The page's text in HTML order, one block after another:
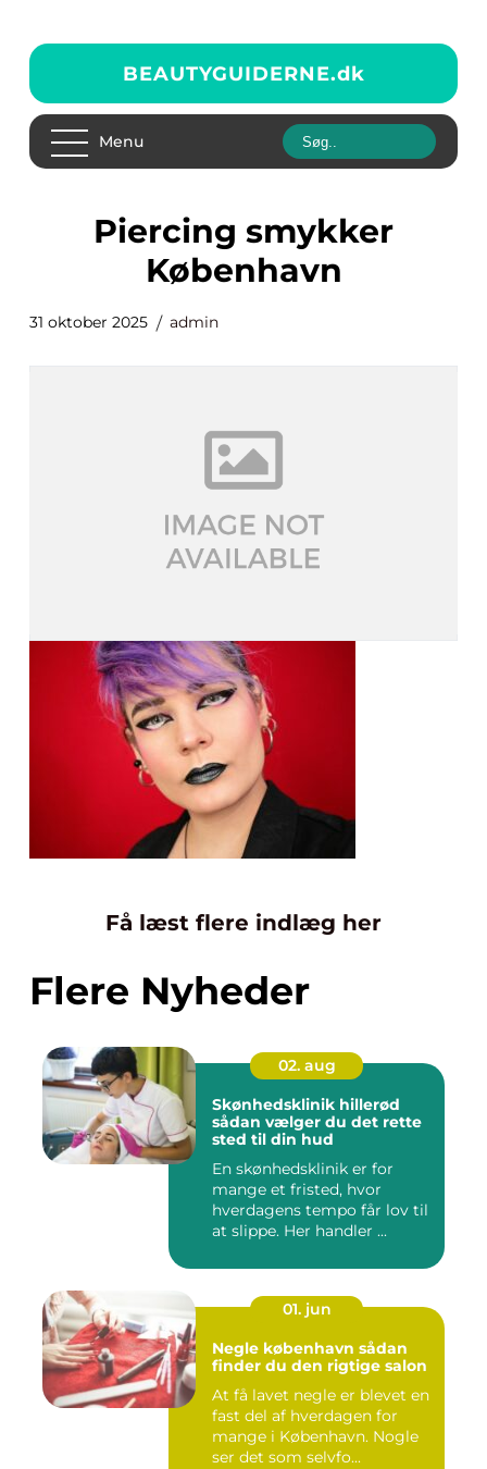
BEAUTYGUIDERNE.dk
Menu
Piercing smykker
København
31 oktober 2025 admin
Få læst flere indlæg her
Flere Nyheder
02. aug
Skønhedsklinik hillerød
sådan vælger du det rette
sted til din hud
En skønhedsklinik er for
mange et fristed, hvor
hverdagens tempo får lov til
at slippe. Her handler ...
01. jun
Negle københavn sådan
finder du den rigtige salon
At få lavet negle er blevet en
fast del af hverdagen for
mange i København. Nogle
ser det som selvfo...